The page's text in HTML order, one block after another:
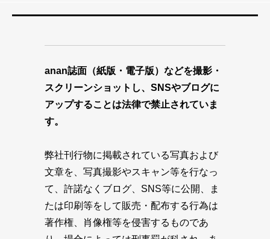
anan誌面（紙版・電子版）などを撮影・
スクリーンショットし、SNSやブログに
アップすることは法律で禁止されていま
す。
弊社刊行物に掲載されている写真および
文章を、写真撮影やスキャン等を行なっ
て、許諾なくブログ、SNS等に公開、ま
たは印刷等をして販売・配布する行為は
著作権、肖像権等を侵害するものであ